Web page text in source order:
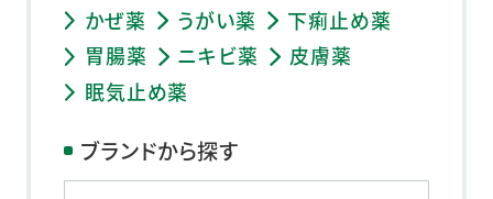
かぜ薬
うがい薬
下痢止め薬
胃腸薬
ニキビ薬
皮膚薬
眠気止め薬
ブランドから探す